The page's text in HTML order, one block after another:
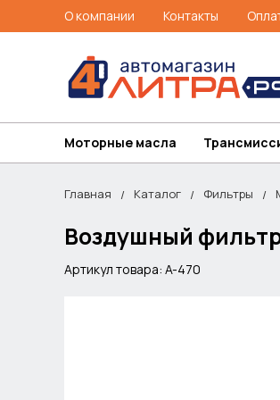
О компании Контакты
Моторные масла
Главная Каталог Фильтры
Воздушный
Артикул товара: A-470